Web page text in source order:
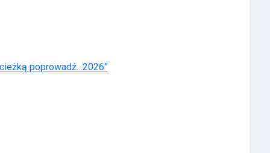
poprowadź…2026”